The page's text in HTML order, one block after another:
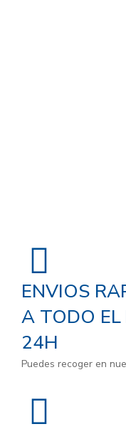
ENVIOS
A TODO EL
24H
Puedes recoger en